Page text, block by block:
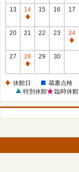
館
日
13
14
休
館
15 16 17
20 21 22 23
24
休
27
28
休
日
29 30
休館日
蔵書点検
特別休館
臨時休館